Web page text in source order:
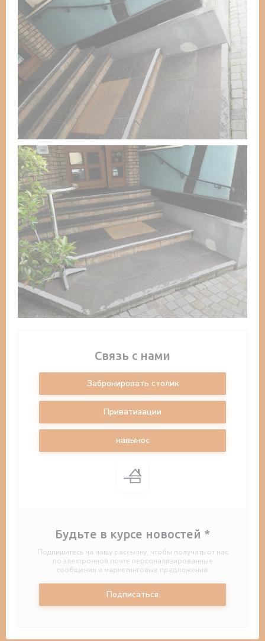
Связь с нами
Забронировать столик
Приватизации
навынос
Будьте в курсе новостей *
Подпишитесь на нашу рассылку, чтобы получать от нас
по электронной почте персонализированные
сообщения и маркетинговые предложения.
Подписаться